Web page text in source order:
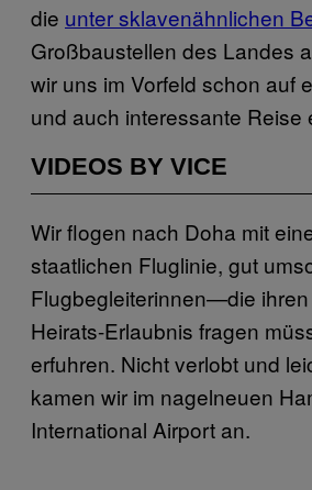
die unter sklavenähnlichen
Großbaustellen des Landes
wir uns im Vorfeld schon auf
und auch interessante Reise
VIDEOS BY VICE
Wir flogen nach Doha mit
staatlichen Fluglinie, gut
Flugbegleiterinnen—die
Heirats-Erlaubnis fragen
erfuhren. Nicht verlobt und
kamen wir im nagelneuen
International Airport an.